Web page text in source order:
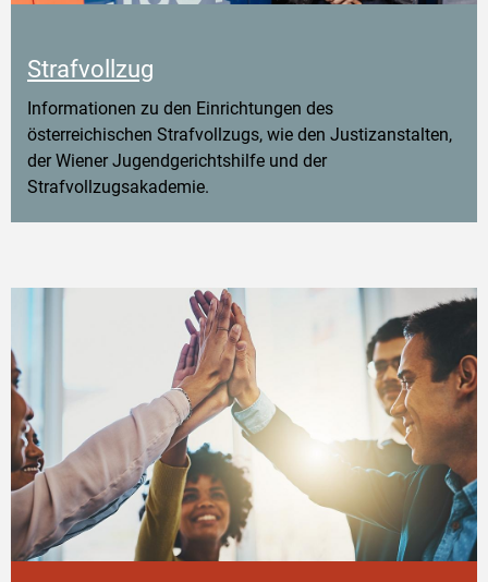
Strafvollzug
Informationen zu den Einrichtungen des
österreichischen Strafvollzugs, wie den Justizanstalten,
der Wiener Jugendgerichtshilfe und der
Strafvollzugsakademie.